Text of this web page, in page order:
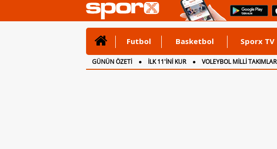
Futbol Basketbol Sporx TV
GÜNÜN ÖZETİ İLK 11'İNİ KUR VOLEYBOL MİLLİ TAKIMLAR
CANLI ANLATIM
İNGİLTERE